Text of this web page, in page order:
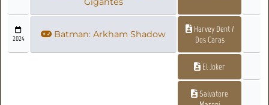
2024 Batman: Arkham Shadow
Harvey Dent /
Dos Caras
El Joker
Salvatore